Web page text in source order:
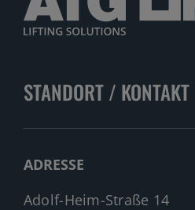
STANDORT / KONTAKT
ADRESSE
Adolf-Heim-Straße 14